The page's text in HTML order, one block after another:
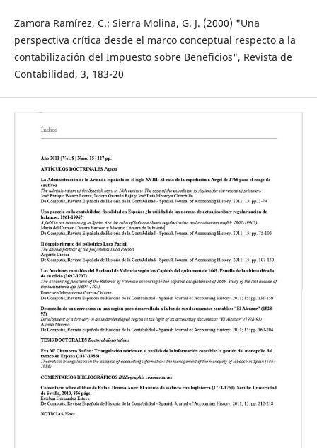
Zamora Ramírez, C.; Sierra Molina, G. J. (2000) "Una
perspectiva crítica desde el marco conceptual respecto a la
contabilización del Impuesto sobre Beneficios", Revista de
Contabilidad, 3, 183-20